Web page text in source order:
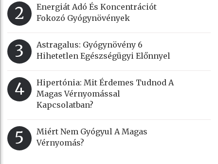
2
Energiát Adó És Koncentrációt
Fokozó Gyógynövények
3
Astragalus: Gyógynövény 6
Hihetetlen Egészségügyi Előnnyel
4
Hipertónia: Mit Érdemes Tudnod A
Magas Vérnyomással
Kapcsolatban?
5
Miért Nem Gyógyul A Magas
Vérnyomás?